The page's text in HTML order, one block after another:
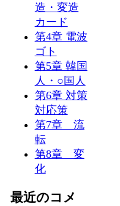
造・変造
カード
第4章 電波
ゴト
第5章 韓国
人・○国人
第6章 対策
対応策
第7章 流
転
第8章 変
化
最近のコメ